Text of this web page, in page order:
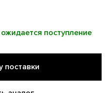
ожидается поступление
поставки